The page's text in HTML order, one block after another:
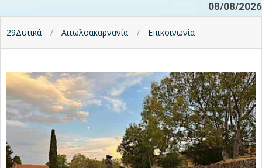
08/08/2026
29Δυτικά Αιτωλοακαρνανία Επικοινωνία